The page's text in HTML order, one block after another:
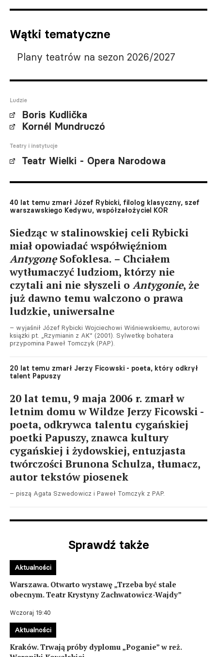
Wątki tematyczne
Plany teatrów na sezon 2026/2027
Ludzie
Boris Kudlička
Kornél Mundruczó
Teatry i instytucje
Teatr Wielki - Opera Narodowa
40 lat temu zmarł Józef Rybicki, filolog klasyczny, szef
warszawskiego Kedywu, współzałożyciel KOR
Siedząc w stalinowskiej celi Rybicki
miał opowiadać współwięźniom
AntygonęSofoklesa. – Chciałem
wytłumaczyć ludziom, którzy nie
czytali ani nie słyszeli o Antygonie, że
już dawno temu walczono o prawa
ludzkie, uniwersalne
– wyjaśnił Józef Rybicki Wojciechowi Wiśniewskiemu, autorowi
książki pt. „Rzymianin z AK” (2001). Sylwetkę bohatera
przypomina Paweł Tomczyk (PAP).
20 lat temu zmarł Jerzy Ficowski - poeta, który odkrył
talent Papuszy
20 lat temu, 9 maja 2006 r. zmarł w
letnim domu w Wildze Jerzy Ficowski -
poeta, odkrywca talentu cygańskiej
poetki Papuszy, znawca kultury
cygańskiej i żydowskiej, entuzjasta
twórczości Brunona Schulza, tłumacz,
autor tekstów piosenek
– piszą Agata Szwedowicz i Paweł Tomczyk z PAP.
Sprawdź także
Warszawa. Otwarto wystawę „Trzeba być stale
obecnym. Teatr Krystyny Zachwatowicz-Wajdy”
Wczoraj 19:40
Aktualności
Kraków. Trwają próby dyplomu „Poganie” w reż.
Aktualności